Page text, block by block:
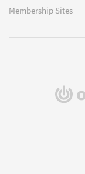
Membership Sites